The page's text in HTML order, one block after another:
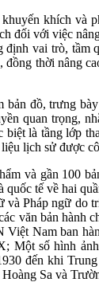
khích và
đối với việc
vai trò, tầm
đồng thời nâng
đồ, trưng
quan trọng,
là tầng lớp
lịch sử được
và gần 100
tế về hai
và Pháp ngữ
văn bản hành
Nam ban
số hình
đến khi
Sa và